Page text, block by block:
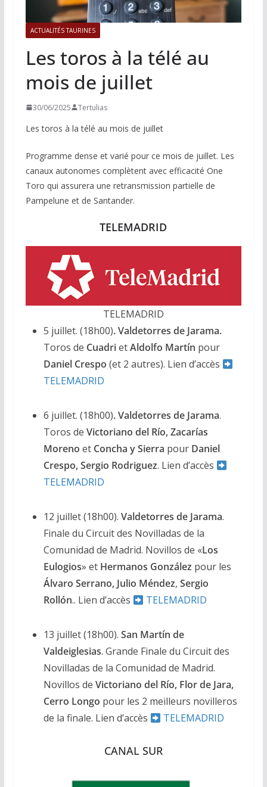
ACTUALITÉS TAURINES
Les toros à la télé au
mois de juillet
30/06/2025 Tertulias
Les toros à la télé au mois de juillet
Programme dense et varié pour ce mois de juillet. Les
canaux autonomes complètent avec efficacité One
Toro qui assurera une retransmission partielle de
Pampelune et de Santander.
TELEMADRID
TELEMADRID
5 juillet. (18h00). Valdetorres de Jarama.
Toros de CuadrietAldolfo Martín pour
Daniel Crespo (et 2 autres). Lien d’accès
TELEMADRID
6 juillet. (18h00). Valdetorres de Jarama.
Toros de Victoriano del Río, Zacarías
Moreno et Concha y Sierra pour Daniel
Crespo, Sergio Rodriguez. Lien d’accès
TELEMADRID
12 juillet (18h00). Valdetorres de Jarama.
Finale du Circuit des Novilladas de la
Comunidad de Madrid. Novillos de «Los
Eulogios» et Hermanos González pour les
Álvaro Serrano, Julio Méndez, Sergio
Rollón.. Lien d’accès TELEMADRID
13 juillet (18h00). San Martín de
Valdeiglesias. Grande Finale du Circuit des
Novilladas de la Comunidad de Madrid.
Novillos de Victoriano del Río, Flor de Jara,
Cerro Longo pour les 2 meilleurs novilleros
de la finale. Lien d’accès
TELEMADRID
CANAL SUR